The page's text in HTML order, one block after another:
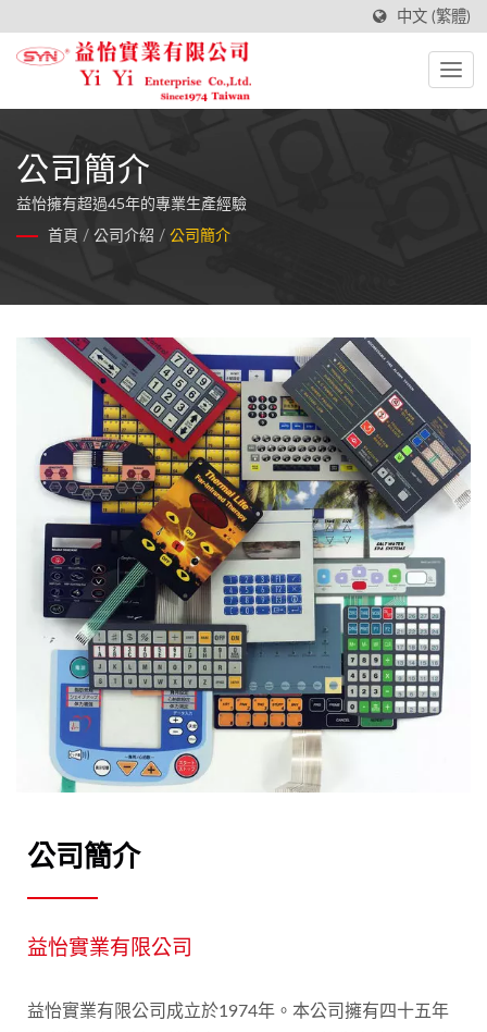
中文 (繁體)
公司簡介
益怡擁有超過45年的專業生產經驗
首頁 / 公司介紹 / 公司簡介
公司簡介
益怡實業有限公司
益怡實業有限公司成立於1974年。本公司擁有四十五年